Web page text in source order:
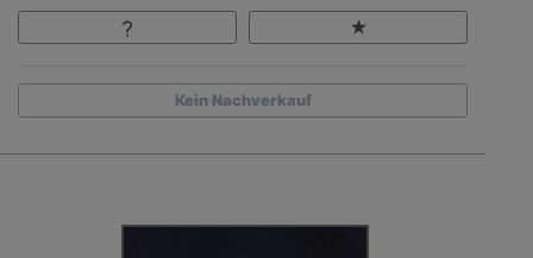
Kein Nachverkauf